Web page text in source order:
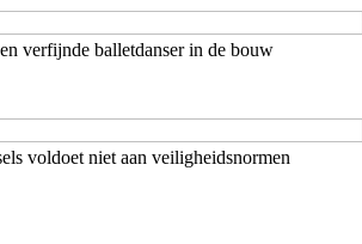
verfijnde balletdanser in de bouw
voldoet niet aan veiligheidsnormen